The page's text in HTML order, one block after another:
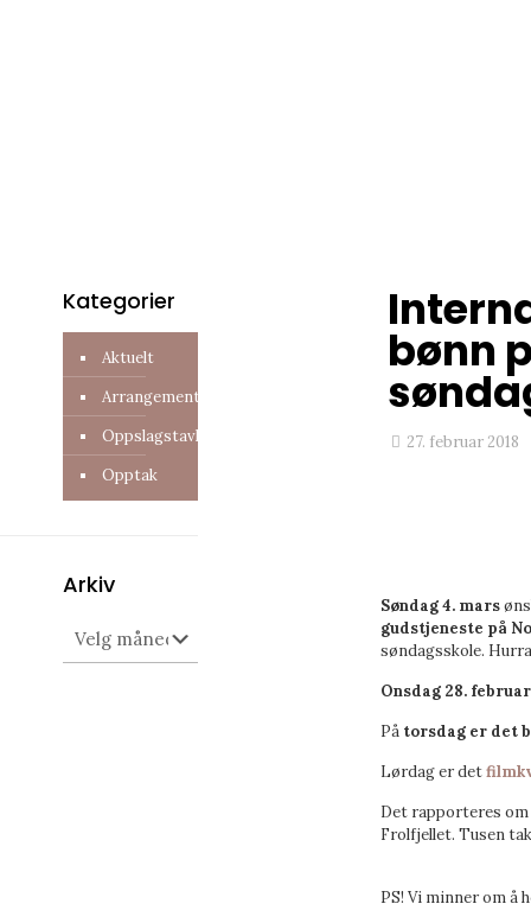
bønn
27. februar 2018
Søndag 4. mars
gudstjeneste på
søndagsskole.
Onsdag 28. februar
På torsdag er det
Lørdag er det
Det rapporteres om
Frolfjellet. Tusen
PS! Vi minner om å
Kategorier
Aktuelt
Arrangement
Oppslagstavle
Opptak
Arkiv